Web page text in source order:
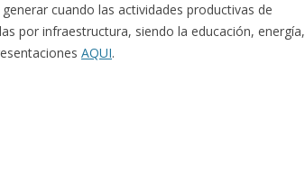
cuando las actividades productivas de
por infraestructura, siendo la educación, energía,
AQUI.